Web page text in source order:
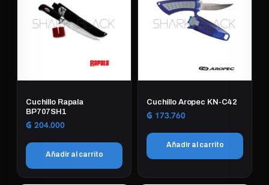
Cuchillo Rapala
BP707SH1
₲ 204.000
Añadir al carrito
Cuchillo Aropec KN-C42
₲ 173.760
Añadir al carrito